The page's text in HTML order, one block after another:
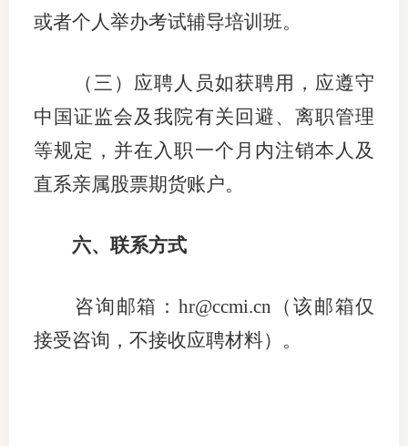
或者个人举办考试辅导培训班。
（三）应聘人员如获聘用，应遵守
中国证监会及我院有关回避、离职管理
等规定，并在入职一个月内注销本人及
直系亲属股票期货账户。
六、联系方式
咨询邮箱： hr@ccmi.cn（该邮箱仅
接受咨询，不接收应聘材料）。